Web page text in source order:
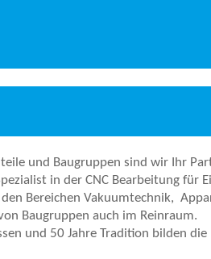
und Baugruppen sind wir Ihr
in der CNC Bearbeitung für
Bereichen Vakuumtechnik,
Baugruppen auch im Reinraum.
und 50 Jahre Tradition bilden die